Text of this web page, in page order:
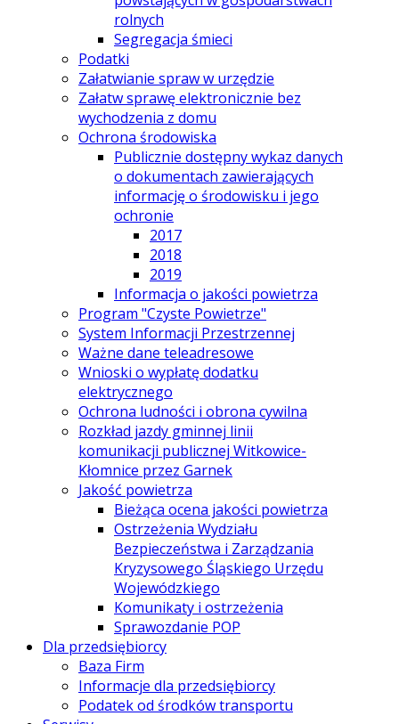
rolnych
Segregacja śmieci
Podatki
Załatwianie spraw w urzędzie
Załatw sprawę elektronicznie bez
wychodzenia z domu
Ochrona środowiska
Publicznie dostępny wykaz danych
o dokumentach zawierających
informację o środowisku i jego
ochronie
2017
2018
2019
Informacja o jakości powietrza
Program "Czyste Powietrze"
System Informacji Przestrzennej
Ważne dane teleadresowe
Wnioski o wypłatę dodatku
elektrycznego
Ochrona ludności i obrona cywilna
Rozkład jazdy gminnej linii
komunikacji publicznej Witkowice-
Kłomnice przez Garnek
Jakość powietrza
Bieżąca ocena jakości powietrza
Ostrzeżenia Wydziału
Bezpieczeństwa i Zarządzania
Kryzysowego Śląskiego Urzędu
Wojewódzkiego
Komunikaty i ostrzeżenia
Sprawozdanie POP
Dla przedsiębiorcy
Baza Firm
Informacje dla przedsiębiorcy
Podatek od środków transportu